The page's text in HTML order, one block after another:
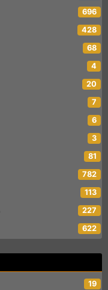
696
428
68
4
20
7
6
3
81
782
113
227
622
19